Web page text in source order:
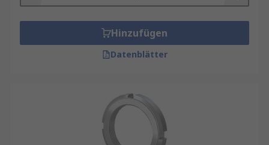
Hinzufügen
Datenblätter